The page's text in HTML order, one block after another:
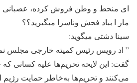
ای منحط و وطن فروش کرده، عصبانی
مار ا بباد فحش وناسزا میگیرید؟؟
سینا دشتی میگوید:
” اد رویس رئیس کمیته خارجی مجلس
گفت: این لایحه تحریم‌ها علیه کسانی
می‌کنند و تحریم‌ها به‌خاطر حمایت رژیم